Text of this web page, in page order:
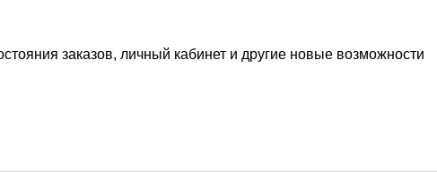
заказов, личный кабинет и другие новые возможности